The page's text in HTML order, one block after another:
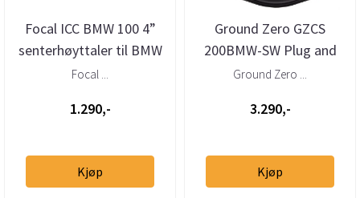
Focal ICC BMW 100 4”
senterhøyttaler til BMW
Focal ...
1.290,-
Kjøp
Ground Zero GZCS
200BMW-SW Plug and
Play 8” basskit til BMW
Ground Zero ...
3.290,-
Kjøp